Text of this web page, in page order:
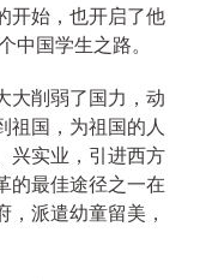
开始，也开启了他
中国学生之路。
大削弱了国力，动
祖国，为祖国的人
兴实业，引进西方
的最佳途径之一在
派遣幼童留美，